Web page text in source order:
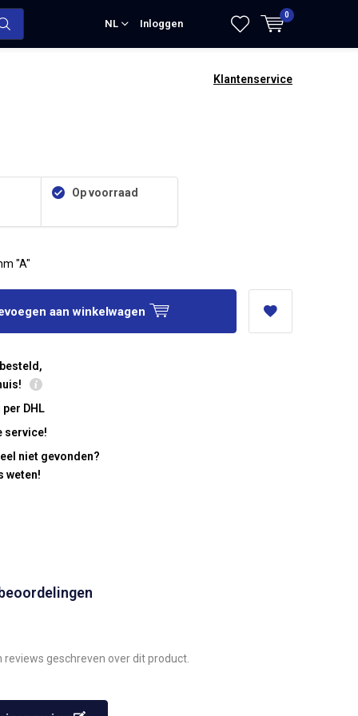
NL Inloggen
0
Klantenservice
Op voorraad
"A"
aan winkelwagen
DHL
service!
niet gevonden?
weten!
reviews geschreven over dit product.